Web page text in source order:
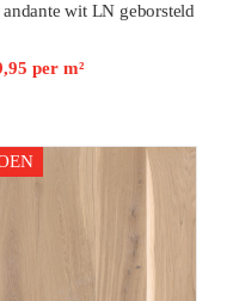
wit LN geborsteld
per m²